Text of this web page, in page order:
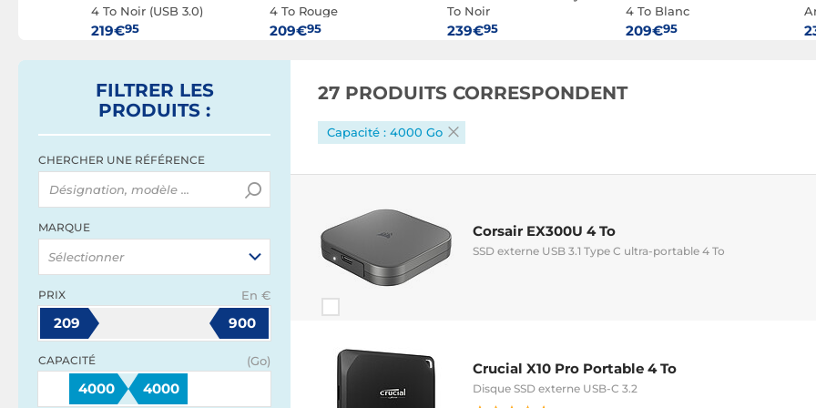
4 To Noir (USB 3.0)
219€95
4 To Rouge
209€95
To Noir
239€95
4 To Blanc
209€95
FILTRER LES
PRODUITS :
CHERCHER UNE RÉFÉRENCE
MARQUE
Sélectionner
PRIX En €
209 900
CAPACITÉ (Go)
4000 4000
27 PRODUITS CORRESPONDENT
Capacité : 4000 Go
Corsair EX300U 4 To
SSD externe USB 3.1 Type C ultra-portable 4 To
Crucial X10 Pro Portable 4 To
Disque SSD externe USB-C 3.2